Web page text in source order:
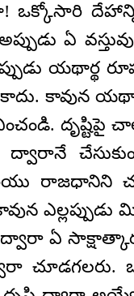
ఒక్కోసారి
ఏ
యథార్థ
కావున
దృష్టిపై
ద్వారానే
రాజధానిని
ద్వారా ఏ